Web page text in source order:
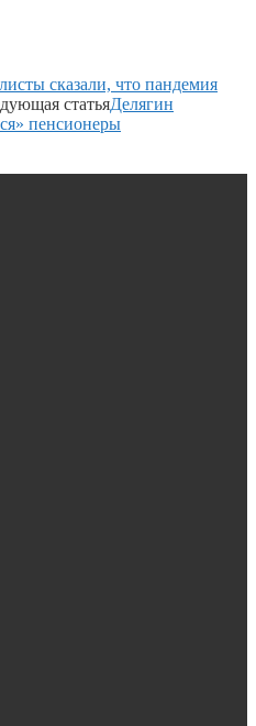
сказали, что пандемия
статьяДелягин
пенсионеры